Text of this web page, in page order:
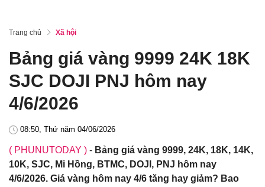
Trang chủ Xã hội
Bảng giá vàng 9999 24K 18K
SJC DOJI PNJ hôm nay
4/6/2026
08:50, Thứ năm 04/06/2026
( PHUNUTODAY ) - Bảng giá vàng 9999, 24K, 18K, 14K,
10K, SJC, Mi Hồng, BTMC, DOJI, PNJ hôm nay
4/6/2026. Giá vàng hôm nay 4/6 tăng hay giảm? Bao